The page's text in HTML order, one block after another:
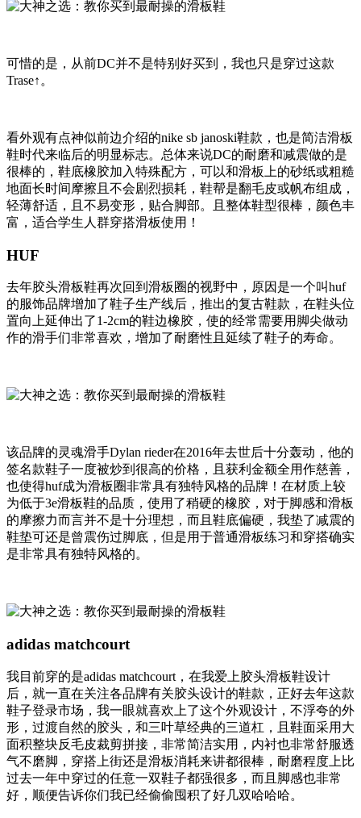
可惜的是，从前DC并不是特别好买到，我也只是穿过这款
Trase↑。
看外观有点神似前边介绍的nike sb janoski鞋款，也是简洁滑板
鞋时代来临后的明显标志。总体来说DC的耐磨和减震做的是
很棒的，鞋底橡胶加入特殊配方，可以和滑板上的砂纸或粗糙
地面长时间摩擦且不会剧烈损耗，鞋帮是翻毛皮或帆布组成，
轻薄舒适，且不易变形，贴合脚部。且整体鞋型很棒，颜色丰
富，适合学生人群穿搭滑板使用！
HUF
去年胶头滑板鞋再次回到滑板圈的视野中，原因是一个叫huf
的服饰品牌增加了鞋子生产线后，推出的复古鞋款，在鞋头位
置向上延伸出了1-2cm的鞋边橡胶，使的经常需要用脚尖做动
作的滑手们非常喜欢，增加了耐磨性且延续了鞋子的寿命。
该品牌的灵魂滑手Dylan rieder在2016年去世后十分轰动，他的
签名款鞋子一度被炒到很高的价格，且获利金额全用作慈善，
也使得huf成为滑板圈非常具有独特风格的品牌！在材质上较
为低于3e滑板鞋的品质，使用了稍硬的橡胶，对于脚感和滑板
的摩擦力而言并不是十分理想，而且鞋底偏硬，我垫了减震的
鞋垫可还是曾震伤过脚底，但是用于普通滑板练习和穿搭确实
是非常具有独特风格的。
adidas matchcourt
我目前穿的是adidas matchcourt，在我爱上胶头滑板鞋设计
后，就一直在关注各品牌有关胶头设计的鞋款，正好去年这款
鞋子登录市场，我一眼就喜欢上了这个外观设计，不浮夸的外
形，过渡自然的胶头，和三叶草经典的三道杠，且鞋面采用大
面积整块反毛皮裁剪拼接，非常简洁实用，内衬也非常舒服透
气不磨脚，穿搭上街还是滑板消耗来讲都很棒，耐磨程度上比
过去一年中穿过的任意一双鞋子都强很多，而且脚感也非常
好，顺便告诉你们我已经偷偷囤积了好几双哈哈哈。